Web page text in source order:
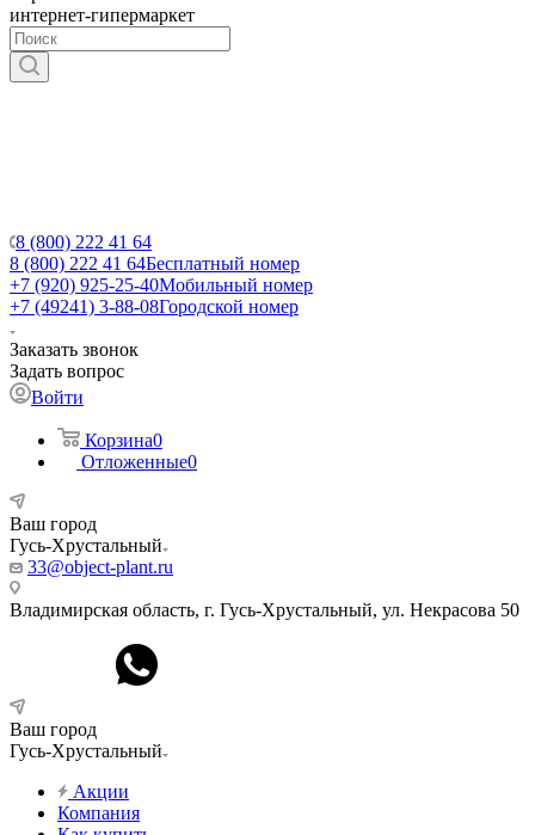
интернет-гипермаркет
8 (800) 222 41 64
8 (800) 222 41 64Бесплатный номер
+7 (920) 925-25-40Мобильный номер
+7 (49241) 3-88-08Городской номер
Заказать звонок
Задать вопрос
Войти
Корзина0
Отложенные0
Ваш город
Гусь-Хрустальный
33@object-plant.ru
Владимирская область, г. Гусь-Хрустальный, ул. Некрасова 50
Ваш город
Гусь-Хрустальный
Акции
Компания